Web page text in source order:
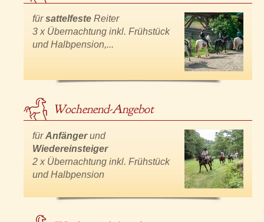
fürsattelfeste Reiter
3 x Übernachtung inkl. Frühstück
und Halbpension,...
Wochenend-Angebot
fürAnfängerund
Wiedereinsteiger
2 x Übernachtung inkl. Frühstück
und Halbpension